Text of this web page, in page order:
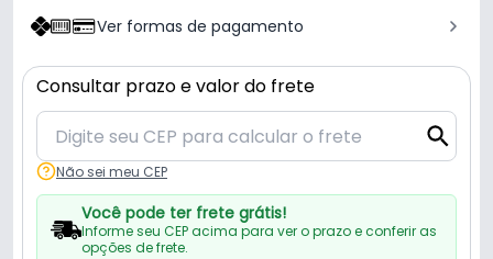
Ver formas de pagamento
Consultar prazo e valor do frete
Não sei meu CEP
Você pode ter frete grátis!
Informe seu CEP acima para ver o prazo e conferir as
opções de frete.